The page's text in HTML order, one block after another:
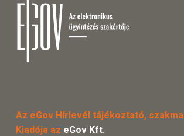
Az eGov Hírlevél tájékoztató,
Kiadója az eGov Kft.